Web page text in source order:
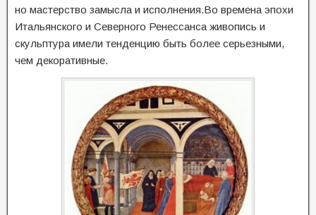
но мастерство замысла и исполнения.Во времена эпохи
Итальянского и Северного Ренессанса живопись и
скульптура имели тенденцию быть более серьезными,
чем декоративные.